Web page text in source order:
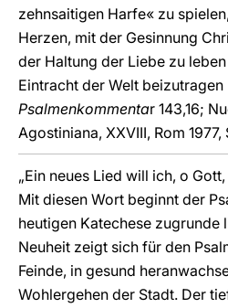
zehnsaitigen Harfe« zu
Herzen, mit der Gesinnung
der Haltung der Liebe zu
Eintracht der Welt beizutragen
Psalmenkommentar 143,16;
Agostiniana, XXVIII, Rom 1977,
„Ein neues Lied will ich, o
Mit diesen Wort beginnt der
heutigen Katechese zugrunde
Neuheit zeigt sich für den
Feinde, in gesund
Wohlergehen der Stadt. Der